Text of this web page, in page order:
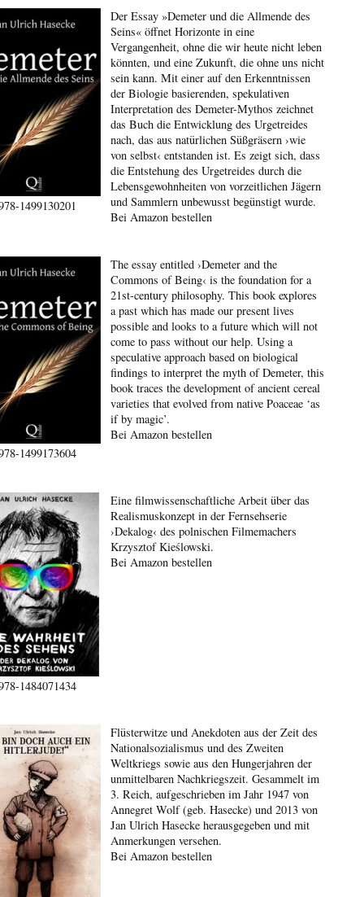
1499130201
Der Essay »Demeter und die Allmende des
Seins« öffnet Horizonte in eine
Vergangenheit, ohne die wir heute nicht leben
könnten, und eine Zukunft, die ohne uns nicht
sein kann. Mit einer auf den Erkenntnissen
der Biologie basierenden, spekulativen
Interpretation des Demeter-Mythos zeichnet
das Buch die Entwicklung des Urgetreides
nach, das aus natürlichen Süßgräsern ›wie
von selbst‹ entstanden ist. Es zeigt sich, dass
die Entstehung des Urgetreides durch die
Lebensgewohnheiten von vorzeitlichen Jägern
und Sammlern unbewusst begünstigt wurde.
Bei Amazon bestellen
1499173604
The essay entitled ›Demeter and the
Commons of Being‹ is the foundation for a
21st-century philosophy. This book explores
a past which has made our present lives
possible and looks to a future which will not
come to pass without our help. Using a
speculative approach based on biological
findings to interpret the myth of Demeter, this
book traces the development of ancient cereal
varieties that evolved from native Poaceae ‘as
if by magic’.
Bei Amazon bestellen
1484071434
Eine filmwissenschaftliche Arbeit über das
Realismuskonzept in der Fernsehserie
›Dekalog‹ des polnischen Filmemachers
Krzysztof Kieślowski.
Bei Amazon bestellen
Flüsterwitze und Anekdoten aus der Zeit des
Nationalsozialismus und des Zweiten
Weltkriegs sowie aus den Hungerjahren der
unmittelbaren Nachkriegszeit. Gesammelt im
3. Reich, aufgeschrieben im Jahr 1947 von
Annegret Wolf (geb. Hasecke) und 2013 von
Jan Ulrich Hasecke herausgegeben und mit
Anmerkungen versehen.
Bei Amazon bestellen